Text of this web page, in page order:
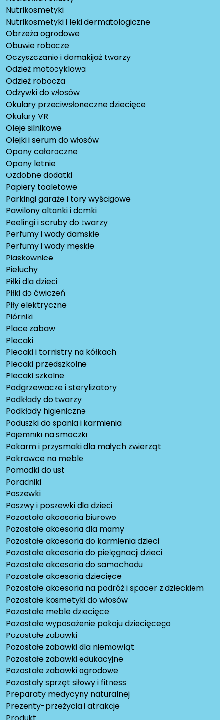
Nutrikosmetyki
Nutrikosmetyki i leki dermatologiczne
Obrzeża ogrodowe
Obuwie robocze
Oczyszczanie i demakijaż twarzy
Odzież motocyklowa
Odzież robocza
Odżywki do włosów
Okulary przeciwsłoneczne dziecięce
Okulary VR
Oleje silnikowe
Olejki i serum do włosów
Opony całoroczne
Opony letnie
Ozdobne dodatki
Papiery toaletowe
Parkingi garaże i tory wyścigowe
Pawilony altanki i domki
Peelingi i scruby do twarzy
Perfumy i wody damskie
Perfumy i wody męskie
Piaskownice
Pieluchy
Piłki dla dzieci
Piłki do ćwiczeń
Piły elektryczne
Piórniki
Place zabaw
Plecaki
Plecaki i tornistry na kółkach
Plecaki przedszkolne
Plecaki szkolne
Podgrzewacze i sterylizatory
Podkłady do twarzy
Podkłady higieniczne
Poduszki do spania i karmienia
Pojemniki na smoczki
Pokarm i przysmaki dla małych zwierząt
Pokrowce na meble
Pomadki do ust
Poradniki
Poszewki
Poszwy i poszewki dla dzieci
Pozostałe akcesoria biurowe
Pozostałe akcesoria dla mamy
Pozostałe akcesoria do karmienia dzieci
Pozostałe akcesoria do pielęgnacji dzieci
Pozostałe akcesoria do samochodu
Pozostałe akcesoria dziecięce
Pozostałe akcesoria na podróż i spacer z dzieckiem
Pozostałe kosmetyki do włosów
Pozostałe meble dziecięce
Pozostałe wyposażenie pokoju dziecięcego
Pozostałe zabawki
Pozostałe zabawki dla niemowląt
Pozostałe zabawki edukacyjne
Pozostałe zabawki ogrodowe
Pozostały sprzęt siłowy i fitness
Preparaty medycyny naturalnej
Prezenty-przeżycia i atrakcje